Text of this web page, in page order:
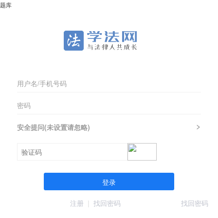
题库
安全提问(未设置请忽略)
登录
注册 | 找回密码 找回密码